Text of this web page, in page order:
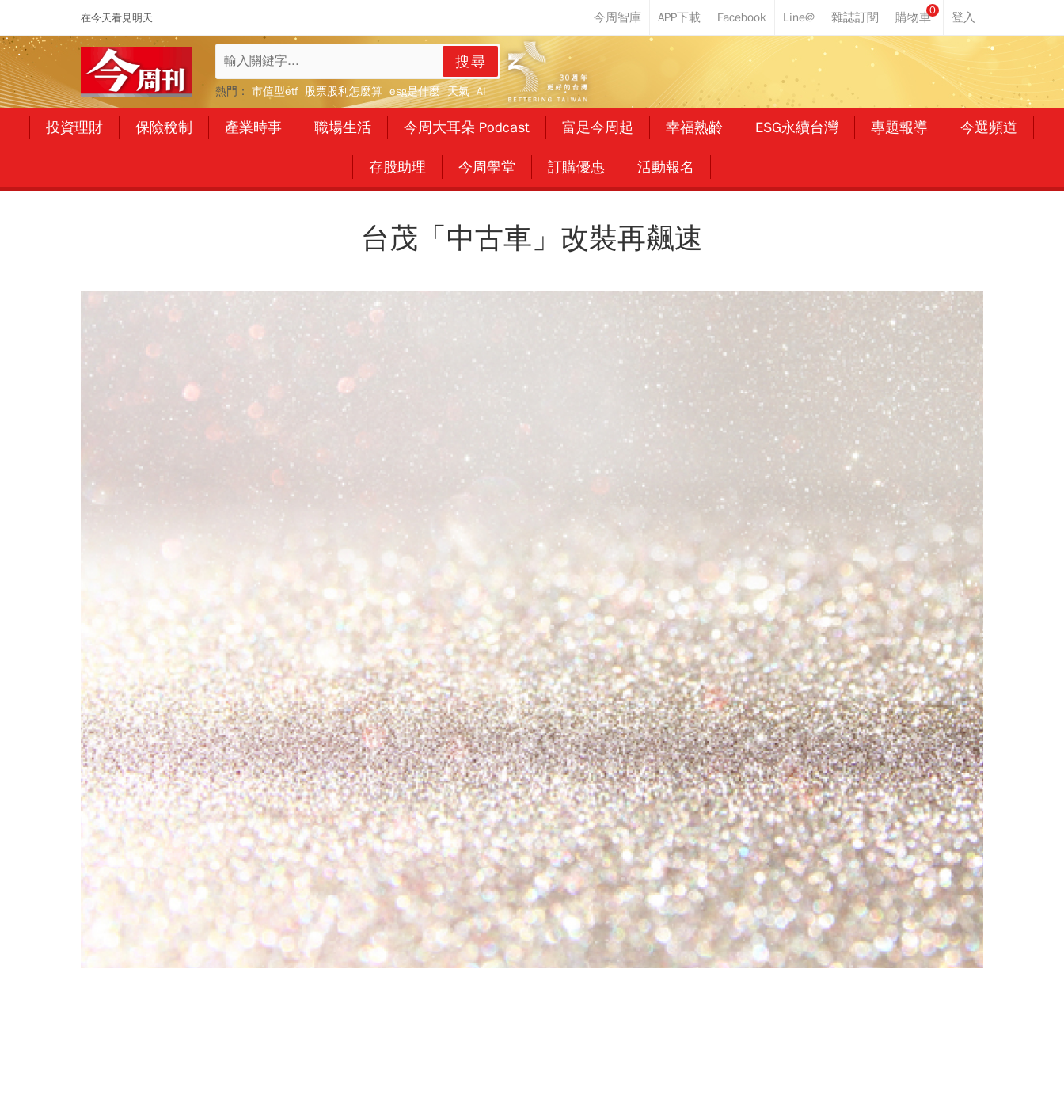
在今天看見明天
0
搜尋
熱門： 市值型etf 股票股利怎麼算 esg是什麼 天氣 AI
投資理財 保險稅制 產業時事 職場生活 今周大耳朵 Podcast 富足今周起 幸福熟齡 ESG永續台灣 專題報導 今選頻道
存股助理 今周學堂 訂購優惠 活動報名
台茂「中古車」改裝再飆速